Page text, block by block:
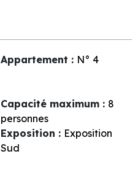
Appartement : N° 4
Capacité maximum : 8
personnes
Exposition : Exposition
Sud